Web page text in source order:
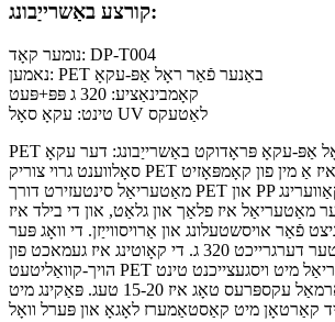
קורצע באַשרייַבונג:
נומער קאָד: DP-T004
נאמען: PET באַנער פֿאַר ראָל אַפּ-עקאָ
קאָמבינאַציע: 320 ג פּפּ+פּעט
טינט: עקאָ סאָל UV לאַטעקס
PET באַנער פֿאַר ראָל אַפּ-עקאָ פּראָדוקט באַשרייַבונג: דער עקאָ
סאָלווענט גרוי צוריק PET באַנער עס איז אַ מין פון קאָמפּאָזיט
מאַטעריאַל סינטעזירט דורך PET און PP מיט הויך קאַווערינג
מאַטעריאַל איז פלאַך און גלאַט, און די בילד איז
פֿאַר אויסשטעלונג און אַרויסווייַזן. די וואָג פּער
קוואַדראַט מעטער דערגרייכט 320 ג. די קאָוטינג איז געמאכט פון
הויך-קוואַליטעט PET רוי מאַטעריאַל מיט ויסגעצייכנט טינט
אַבזאָרפּשאַן. נאָרמאַל עקספּרעס טאָג איז 15-20 טעג. פּאַקינג מיט